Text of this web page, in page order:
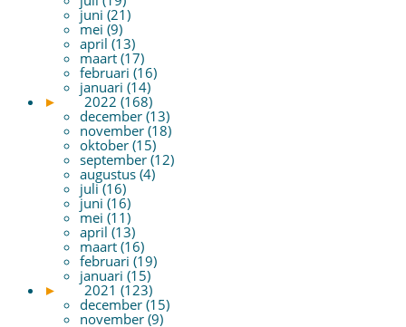
juni (21)
mei (9)
april (13)
maart (17)
februari (16)
januari (14)
►
2022 (168)
december (13)
november (18)
oktober (15)
september (12)
augustus (4)
juli (16)
juni (16)
mei (11)
april (13)
maart (16)
februari (19)
januari (15)
►
2021 (123)
december (15)
november (9)